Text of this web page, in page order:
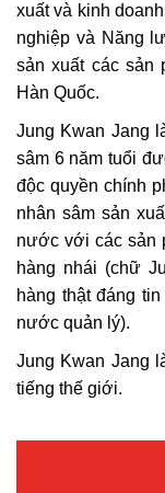
xuất và kinh
nghiệp và Năng
sản xuất các sản
Hàn Quốc.
Jung Kwan Jang
sâm 6 năm tuổi
độc quyền chính
nhân sâm sản
nước với các sản
hàng nhái (chữ
hàng thật đáng
nước quản lý).
Jung Kwan Jang
tiếng thế giới.